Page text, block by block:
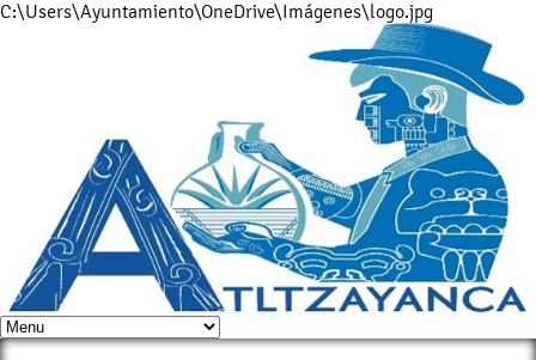
C:\Users\Ayuntamiento\OneDrive\Imágenes\logo.jpg